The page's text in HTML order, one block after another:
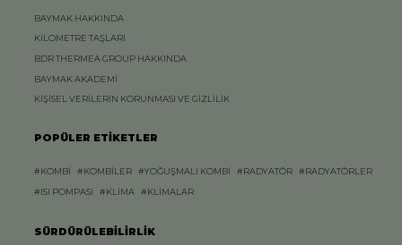
BAYMAK HAKKINDA
KİLOMETRE TAŞLARI
BDR THERMEA GROUP HAKKINDA
BAYMAK AKADEMİ
KİŞİSEL VERİLERİN KORUNMASI VE GİZLİLİK
POPÜLER ETİKETLER
#KOMBİ #KOMBİLER #YOĞUŞMALI KOMBİ #RADYATÖR #RADYATÖRLER
#ISI POMPASI #KLİMA #KLİMALAR
SÜRDÜRÜLEBİLİRLİK